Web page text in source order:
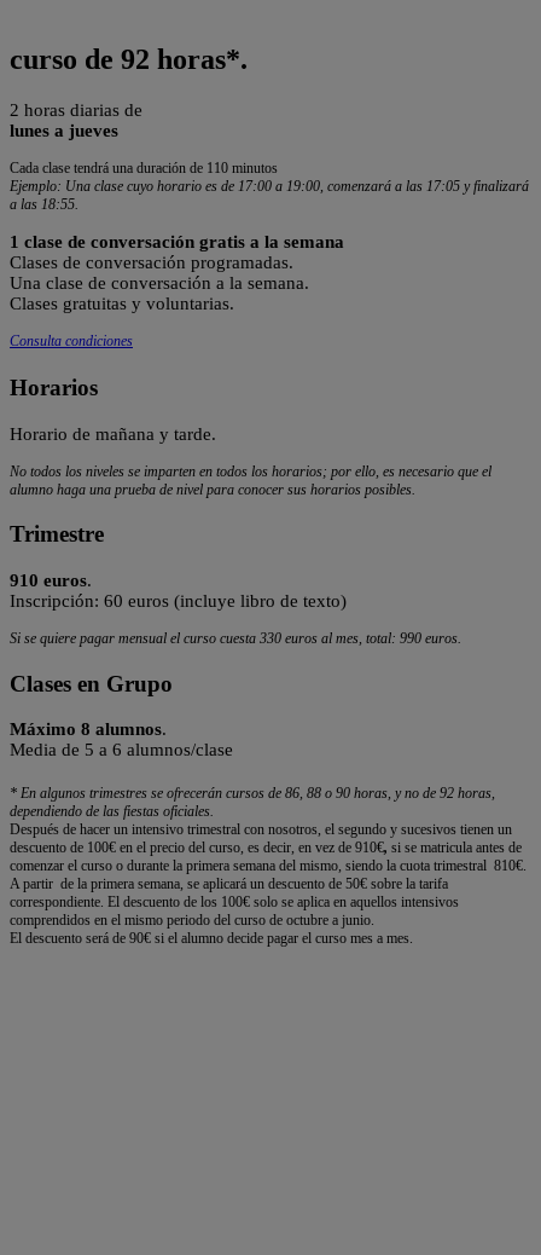
curso de 92 horas*.
2 horas diarias de
lunes a jueves
Cada clase tendrá una duración de 110 minutos
Ejemplo: Una clase cuyo horario es de 17:00 a 19:00, comenzará a las 17:05 y finalizará
a las 18:55.
1 clase de conversación gratis a la semana
Clases de conversación programadas.
Una clase de conversación a la semana.
Clases gratuitas y voluntarias.
Consulta condiciones
Horarios
Horario de mañana y tarde.
No todos los niveles se imparten en todos los horarios; por ello, es necesario que el
alumno haga una prueba de nivel para conocer sus horarios posibles.
Trimestre
910 euros.
Inscripción: 60 euros (incluye libro de texto)
Si se quiere pagar mensual el curso cuesta 330 euros al mes, total: 990 euros.
Clases en Grupo
Máximo 8 alumnos.
Media de 5 a 6 alumnos/clase
* En algunos trimestres se ofrecerán cursos de 86, 88 o 90 horas, y no de 92 horas,
dependiendo de las fiestas oficiales.
Después de hacer un intensivo trimestral con nosotros, el segundo y sucesivos tienen un
descuento de 100€ en el precio del curso, es decir, en vez de 910€, si se matricula antes de
comenzar el curso o durante la primera semana del mismo, siendo la cuota trimestral 810€.
A partir de la primera semana, se aplicará un descuento de 50€ sobre la tarifa
correspondiente. El descuento de los 100€ solo se aplica en aquellos intensivos
comprendidos en el mismo periodo del curso de octubre a junio.
El descuento será de 90€ si el alumno decide pagar el curso mes a mes.